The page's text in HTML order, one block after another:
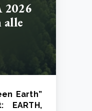
2026
alle
Earth”
EARTH,